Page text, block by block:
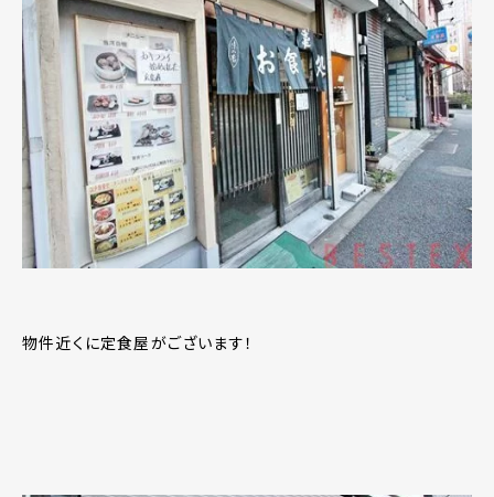
物件近くに定食屋がございます！